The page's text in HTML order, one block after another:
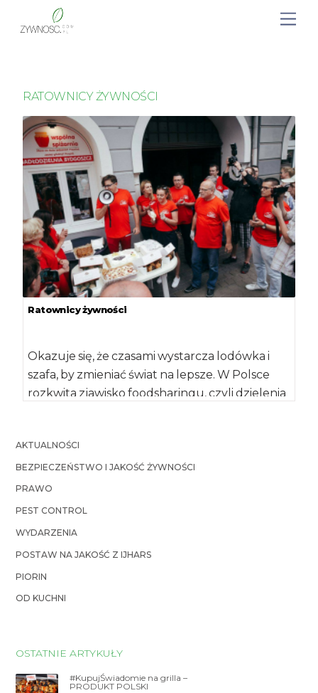
RATOWNICY ŻYWNOŚCI
Ratownicy żywności
Okazuje się, że czasami wystarcza lodówka i
szafa, by zmieniać świat na lepsze. W Polsce
rozkwita zjawisko foodsharingu, czyli dzielenia
AKTUALNOŚCI
BEZPIECZEŃSTWO I JAKOŚĆ ŻYWNOŚCI
PRAWO
PEST CONTROL
WYDARZENIA
POSTAW NA JAKOŚĆ Z IJHARS
PIORIN
OD KUCHNI
OSTATNIE ARTYKUŁY
#KupujŚwiadomie na grilla –
PRODUKT POLSKI